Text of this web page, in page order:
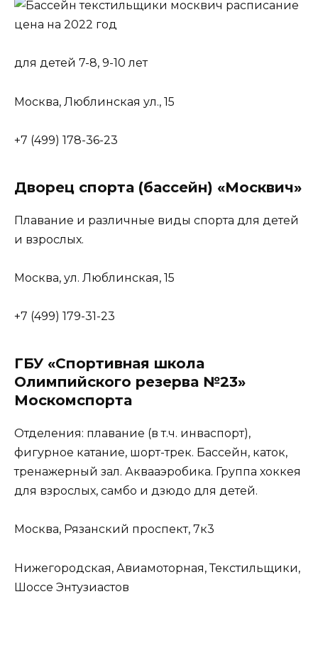
для детей 7-8, 9-10 лет
Москва, Люблинская ул., 15
+7 (499) 178-36-23
Дворец спорта (бассейн) «Москвич»
Плавание и различные виды спорта для детей
и взрослых.
Москва, ул. Люблинская, 15
+7 (499) 179-31-23
ГБУ «Спортивная школа
Олимпийского резерва №23»
Москомспорта
Отделения: плавание (в т.ч. инваспорт),
фигурное катание, шорт-трек. Бассейн, каток,
тренажерный зал. Аквааэробика. Группа хоккея
для взрослых, самбо и дзюдо для детей.
Москва, Рязанский проспект, 7к3
Нижегородская, Авиамоторная, Текстильщики,
Шоссе Энтузиастов